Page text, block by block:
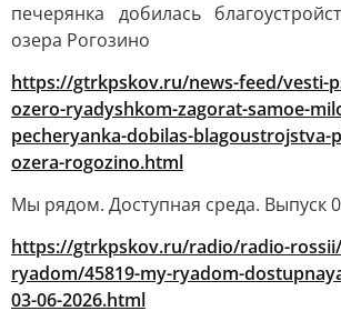
печерянка добилась
озера Рогозино
https://gtrkpskov.ru/news-feed/vesti-
ozero-ryadyshkom-zagorat-samoe-
pecheryanka-dobilas-blagoustrojstva-
ozera-rogozino.html
Мы рядом. Доступная среда. Выпуск
https://gtrkpskov.ru/radio/radio-
ryadom/45819-my-ryadom-
03-06-2026.html